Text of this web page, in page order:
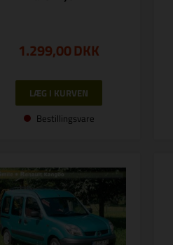
1.299,00DKK
Bestillingsvare